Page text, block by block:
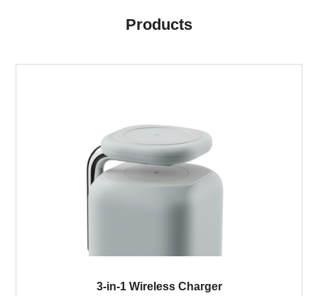
Products
3-in-1 Wireless Charger